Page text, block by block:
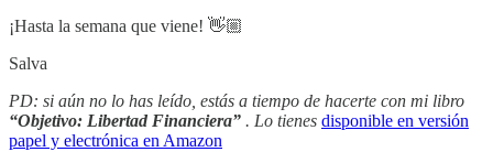
¡Hasta la semana que viene! 👋🏼
Salva
PD: si aún no lo has leído, estás a tiempo de hacerte con mi libro
“Objetivo: Libertad Financiera” . Lo tienes disponible en versión
papel y electrónica en Amazon